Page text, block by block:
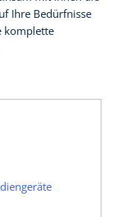
Ihre Bedürfnisse
komplette